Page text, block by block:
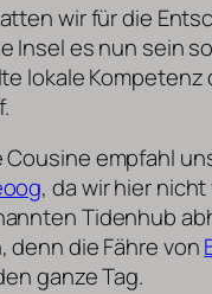
wir für die
Insel es nun sein
lokale Kompetenz
Cousine empfahl
, da wir hier nicht
Tidenhub
denn die Fähre von
ganze Tag.